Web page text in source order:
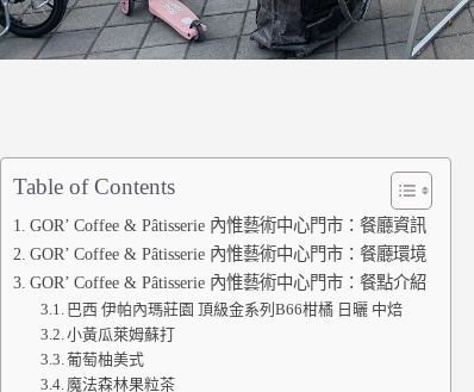
Table of Contents
GOR’ Coffee & Pâtisserie 內惟藝術中心門市：餐廳資訊
GOR’ Coffee & Pâtisserie 內惟藝術中心門市：餐廳環境
GOR’ Coffee & Pâtisserie 內惟藝術中心門市：餐點介紹
巴西 伊帕內瑪莊園 頂級金系列B66柑橘 日曬 中焙
小黃瓜萊姆蘇打
葡萄柚美式
魔法森林果粒茶